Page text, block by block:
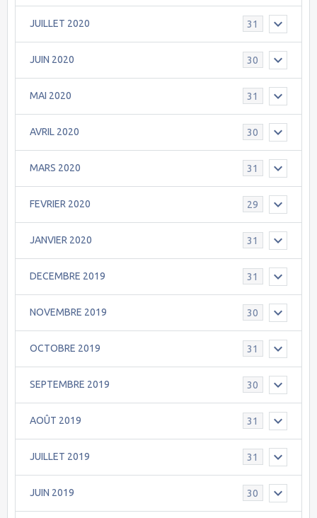
JUILLET 2020 31
JUIN 2020 30
MAI 2020 31
AVRIL 2020 30
MARS 2020 31
FEVRIER 2020 29
JANVIER 2020 31
DECEMBRE 2019 31
NOVEMBRE 2019 30
OCTOBRE 2019 31
SEPTEMBRE 2019 30
AOÛT 2019 31
JUILLET 2019 31
JUIN 2019 30